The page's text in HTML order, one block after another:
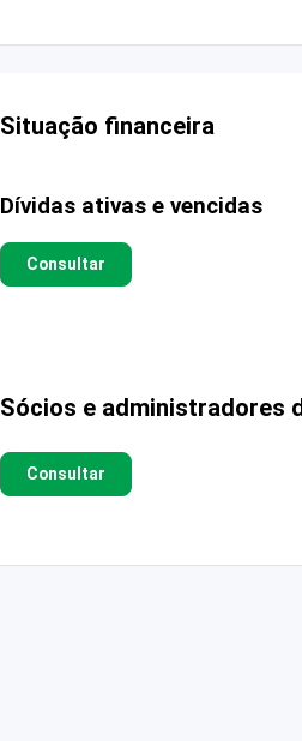
Situação financeira
Dívidas ativas e vencidas
Consultar
Sócios e administradores
Consultar